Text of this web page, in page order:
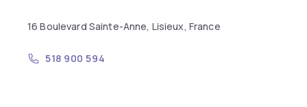
16 Boulevard Sainte-Anne, Lisieux, France
518 900 594